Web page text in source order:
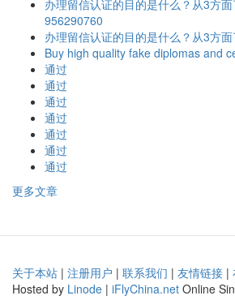
办理留信认证的目的是什么？从3方面
956290760
办理留信认证的目的是什么？从3方
Buy high quality fake diplomas and
通过
通过
通过
通过
通过
通过
通过
更多文章
关于本站 | 注册用户 | 联系我们 | 友情链接 |
Hosted by Linode | iFlyChina.net Online